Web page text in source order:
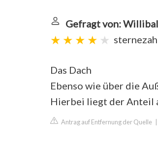
Gefragt von:
Das Dach
Ebenso wie über die
Hierbei liegt der Anteil
Antrag auf Entfernung der Quelle